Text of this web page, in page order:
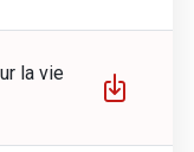
la vie